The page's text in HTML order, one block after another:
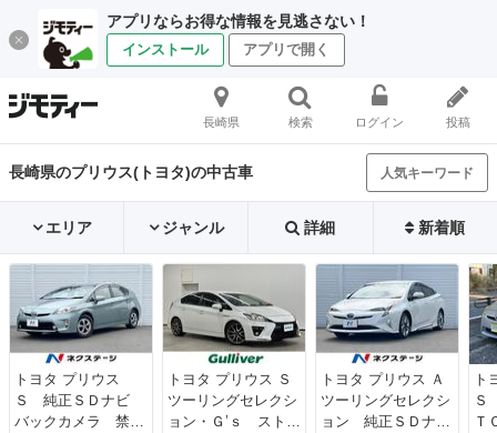
アプリならお得な情報を見逃さない！
インストール アプリで開く
長崎県 検索 ログイン 投稿
長崎県のプリウス(トヨタ)の中古車 人気キーワード
エリア ジャンル 詳細 新着順
トヨタ プリウス
Ｓ 純正ＳＤナビ
バックカメラ 禁煙
トヨタ プリウス Ｓ
ツーリングセレクシ
ョン・Ｇ’ｓ ストラ
トヨタ プリウス Ａ
ツーリングセレクシ
ョン 純正ＳＤナ
ト
Ｓ
Ｔ